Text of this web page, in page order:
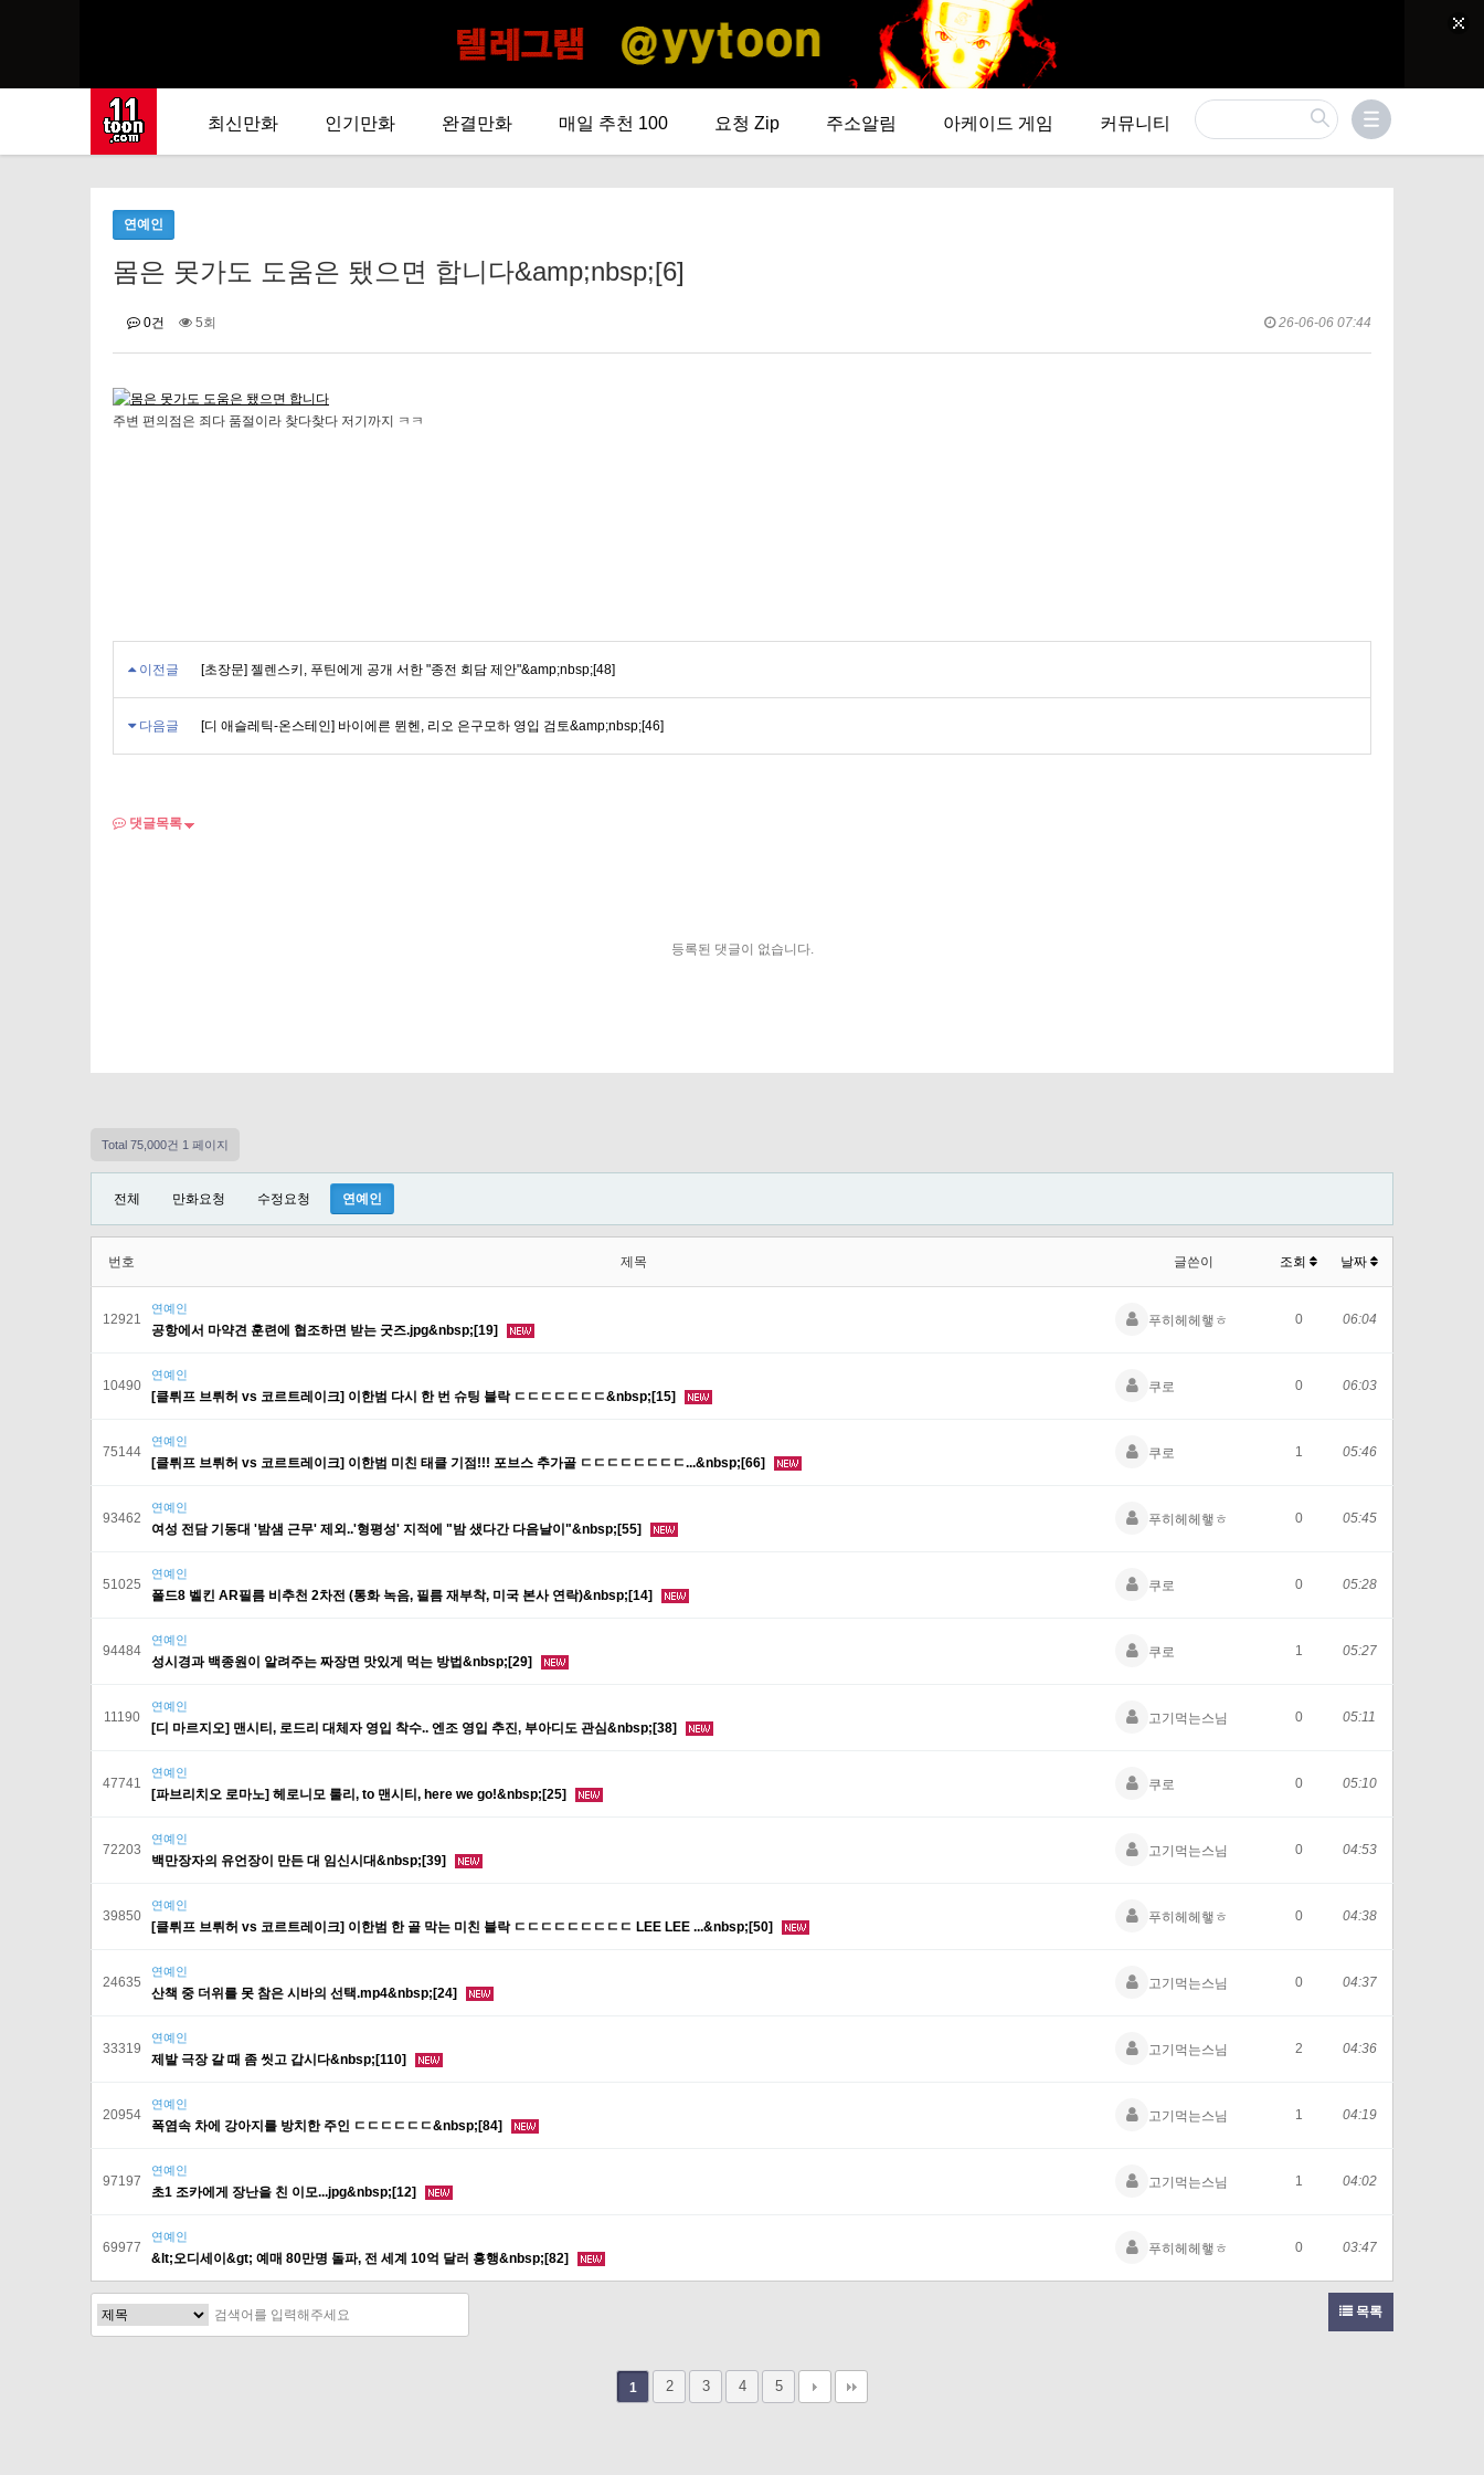
최신만화 인기만화 완결만화 매일 추천 100 요청 Zip 주소알림 아케이드 게임 커뮤니티
연예인
몸은 못가도 도움은 됐으면 합니다&amp;nbsp;[6]
0건 5회 26-06-06 07:44
주변 편의점은 죄다 품절이라 찾다찾다 저기까지 ㅋㅋ
이전글 [초장문] 젤렌스키, 푸틴에게 공개 서한 "종전 회담 제안"&amp;nbsp;[48]
다음글 [디 애슬레틱-온스테인] 바이에른 뮌헨, 리오 은구모하 영입 검토&amp;nbsp;[46]
댓글목록
등록된 댓글이 없습니다.
Total 75,000건 1 페이지
전체 만화요청 수정요청 연예인
번호 제목 글쓴이 조회 날짜
12921
연예인
공항에서 마약견 훈련에 협조하면 받는 굿즈.jpg&nbsp;[19]
푸히헤헤햏ㅎ 0 06:04
10490
연예인
[클뤼프 브뤼허 vs 코르트레이크] 이한범 다시 한 번 슈팅 블락 ㄷㄷㄷㄷㄷㄷㄷ&nbsp;[15]
쿠로 0 06:03
75144
연예인
[클뤼프 브뤼허 vs 코르트레이크] 이한범 미친 태클 기점!!! 포브스 추가골 ㄷㄷㄷㄷㄷㄷㄷㄷ...&nbsp;[66]
쿠로 1 05:46
93462
연예인
여성 전담 기동대 '밤샘 근무' 제외..'형평성' 지적에 "밤 샜다간 다음날이"&nbsp;[55]
푸히헤헤햏ㅎ 0 05:45
51025
연예인
폴드8 벨킨 AR필름 비추천 2차전 (통화 녹음, 필름 재부착, 미국 본사 연락)&nbsp;[14]
쿠로 0 05:28
94484
연예인
성시경과 백종원이 알려주는 짜장면 맛있게 먹는 방법&nbsp;[29]
쿠로 1 05:27
11190
연예인
[디 마르지오] 맨시티, 로드리 대체자 영입 착수.. 엔조 영입 추진, 부아디도 관심&nbsp;[38]
고기먹는스님 0 05:11
47741
연예인
[파브리치오 로마노] 헤로니모 룰리, to 맨시티, here we go!&nbsp;[25]
쿠로 0 05:10
72203
연예인
백만장자의 유언장이 만든 대 임신시대&nbsp;[39]
고기먹는스님 0 04:53
39850
연예인
[클뤼프 브뤼허 vs 코르트레이크] 이한범 한 골 막는 미친 블락 ㄷㄷㄷㄷㄷㄷㄷㄷㄷ LEE LEE ...&nbsp;[50]
푸히헤헤햏ㅎ 0 04:38
24635
연예인
산책 중 더위를 못 참은 시바의 선택.mp4&nbsp;[24]
고기먹는스님 0 04:37
33319
연예인
제발 극장 갈 때 좀 씻고 갑시다&nbsp;[110]
고기먹는스님 2 04:36
20954
연예인
폭염속 차에 강아지를 방치한 주인 ㄷㄷㄷㄷㄷㄷ&nbsp;[84]
고기먹는스님 1 04:19
97197
연예인
초1 조카에게 장난을 친 이모...jpg&nbsp;[12]
고기먹는스님 1 04:02
69977
연예인
&lt;오디세이&gt; 예매 80만명 돌파, 전 세계 10억 달러 흥행&nbsp;[82]
푸히헤헤햏ㅎ 0 03:47
목록
1 2 3 4 5